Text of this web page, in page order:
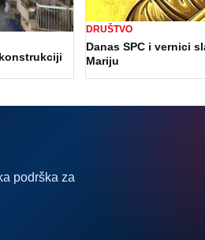
DRUŠTVO
Danas SPC i vernici
Mariju
podrška za